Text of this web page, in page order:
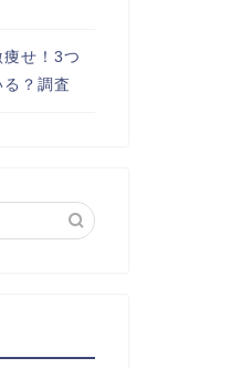
痩せ！3つ
？調査